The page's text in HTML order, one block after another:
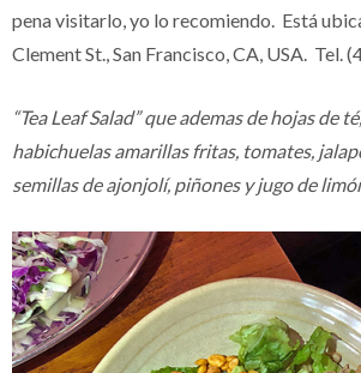
pena visitarlo, yo lo recomiendo. Está
Clement St., San Francisco, CA, USA. Tel.
“Tea Leaf Salad” que ademas de hojas de
habichuelas amarillas fritas, tomates,
semillas de ajonjolí, piñones y jugo de